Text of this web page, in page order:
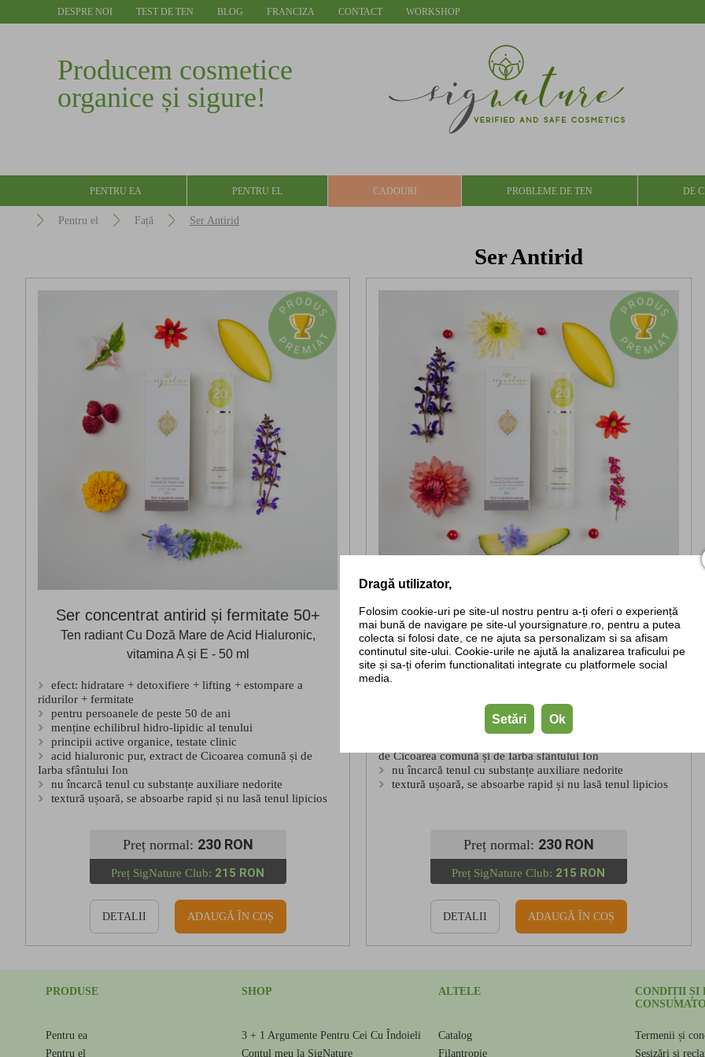
DESPRE NOI TEST DE TEN BLOG FRANCIZA CONTACT WORKSHOP
Producem cosmetice
organice și sigure!
PENTRU EA PENTRU EL CADOURI PROBLEME DE TEN DE
Pentru el Față Ser Antirid
Ser Antirid
Ser concentrat antirid și fermitate 50+
Ten radiant Cu Doză Mare de Acid Hialuronic,
vitamina A și E - 50 ml
efect: hidratare + detoxifiere + lifting + estompare a
ridurilor + fermitate
pentru persoanele de peste 50 de ani
menține echilibrul hidro-lipidic al tenului
principii active organice, testate clinic
acid hialuronic pur, extract de Cicoarea comună și de
Iarba sfântului Ion
nu încarcă tenul cu substanțe auxiliare nedorite
textură ușoară, se absoarbe rapid și nu lasă tenul lipicios
Preț normal: 230 RON
Preț SigNature Club: 215 RON
DETALII ADAUGĂ ÎN COȘ
Ser Concentrat Antirid Și Fermitate 35+
Ten radiant Cu Doză Mare de Acid Hialuronic,
vitamina A și E - 50 ml
pentru persoanele de peste 35 de ani
menține echilibrul hidro-lipidic al tenului
de Cicoarea comună și de Iarba sfântului Ion
nu încarcă tenul cu substanțe auxiliare nedorite
textură ușoară, se absoarbe rapid și nu lasă tenul lipicios
Preț normal: 230 RON
Preț SigNature Club: 215 RON
DETALII ADAUGĂ ÎN COȘ
PRODUSE
Pentru ea
Pentru el
SHOP
3 + 1 Argumente Pentru Cei Cu Îndoieli
Contul meu la SigNature
ALTELE
Catalog
Filantropie
CONDIȚII ȘI
Termenii și
Sesizări și
Dragă utilizator,
Folosim cookie-uri pe site-ul nostru pentru a-ți oferi o experiență
mai bună de navigare pe site-ul yoursignature.ro, pentru a putea
colecta si folosi date, ce ne ajuta sa personalizam si sa afisam
continutul site-ului. Cookie-urile ne ajută la analizarea traficului pe
site și sa-ți oferim functionalitati integrate cu platformele social
media.
Setări Ok